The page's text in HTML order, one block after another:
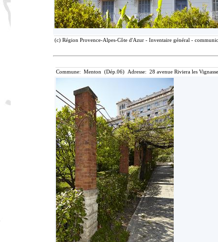
(c) Région Provence-Alpes-Côte d'Azur - Inventaire général -
Commune: Menton (Dép.06) Adresse: 28 avenue Riviera les